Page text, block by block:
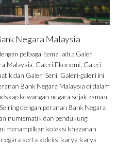
Negara Malaysia
pelbagai tema iaitu: Galeri
Malaysia, Galeri Ekonomi, Galeri
dan Galeri Seni. Galeri-galeri ini
Bank Negara Malaysia di dalam
kewangan negara sejak zaman
dengan peranan Bank Negara
numismatik dan pendukung
menampilkan koleksi khazanah
serta koleksi karya-karya